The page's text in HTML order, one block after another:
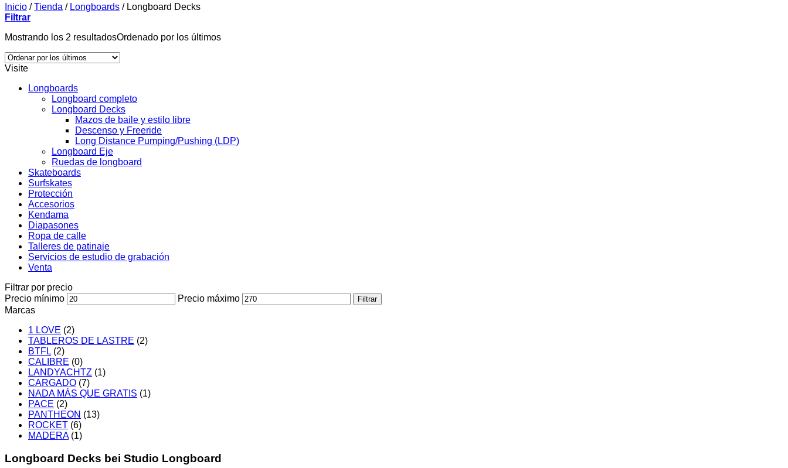
Inicio / Tienda / Longboards /Longboard Decks
Filtrar
Mostrando los 2 resultadosOrdenado por los últimos
Visite
Longboards
Longboard completo
Longboard Decks
Mazos de baile y estilo libre
Descenso y Freeride
Long Distance Pumping/Pushing (LDP)
Longboard Eje
Ruedas de longboard
Skateboards
Surfskates
Protección
Accesorios
Kendama
Diapasones
Ropa de calle
Talleres de patinaje
Servicios de estudio de grabación
Venta
Filtrar por precio
Precio mínimo
Precio máximo Filtrar
Marcas
1 LOVE (2)
TABLEROS DE LASTRE (2)
BTFL (2)
CALIBRE (0)
LANDYACHTZ (1)
CARGADO (7)
NADA MÁS QUE GRATIS (1)
PACE (2)
PANTHEON (13)
ROCKET (6)
MADERA (1)
Longboard Decks bei Studio Longboard